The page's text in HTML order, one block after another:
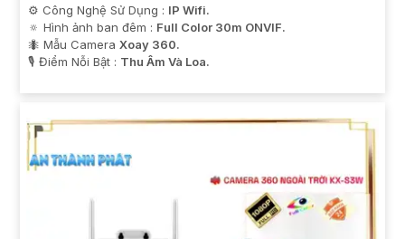
⚙ Công Nghệ Sử Dụng : IP Wifi.
🔅 Hình ảnh ban đêm : Full Color 30m ONVIF.
🐜 Mẫu Camera Xoay 360.
️🎙 Điểm Nỗi Bật : Thu Âm Và Loa.